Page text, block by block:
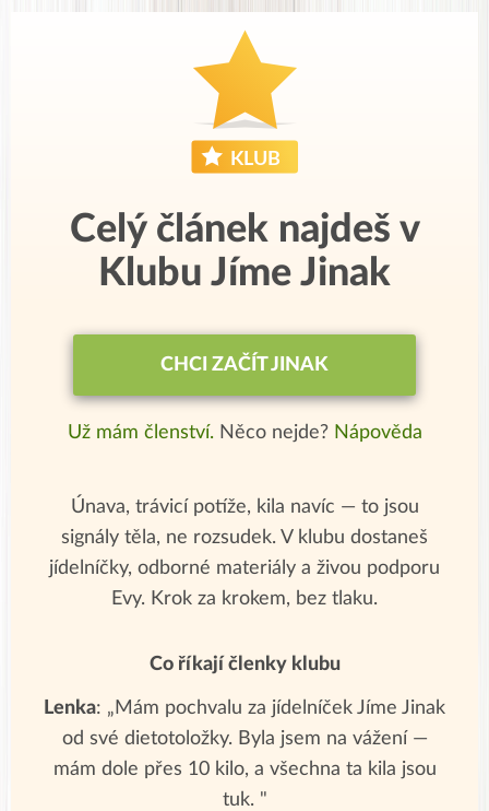
Celý článek najdeš v
Klubu Jíme Jinak
CHCI ZAČÍT JINAK
Už mám členství. Něco nejde? Nápověda
Únava, trávicí potíže, kila navíc — to jsou
signály těla, ne rozsudek. V klubu dostaneš
jídelníčky, odborné materiály a živou podporu
Evy. Krok za krokem, bez tlaku.
Co říkají členky klubu
Lenka: „Mám pochvalu za jídelníček Jíme Jinak
od své dietotoložky. Byla jsem na vážení —
mám dole přes 10 kilo, a všechna ta kila jsou
tuk. "